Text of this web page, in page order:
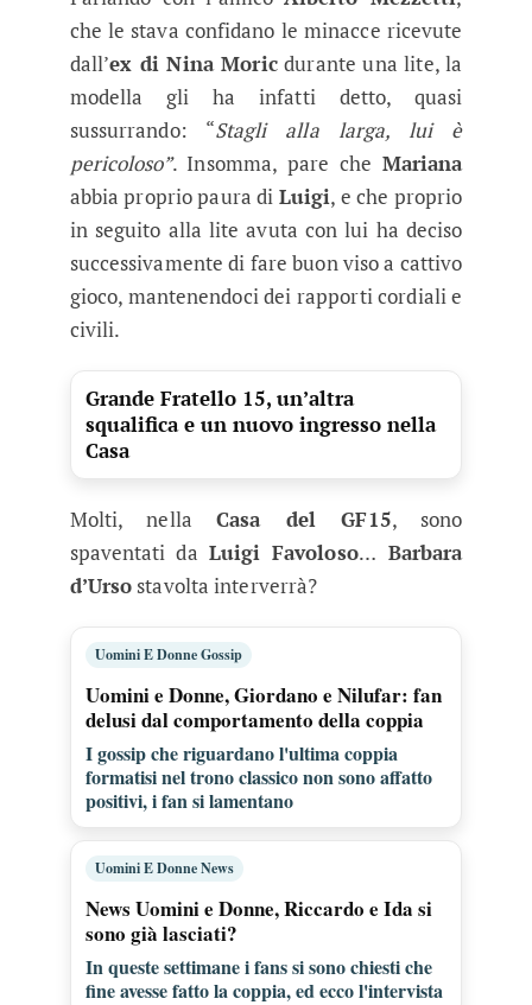
che le stava confidano le minacce ricevute
dall’ex di Nina Moricdurante una lite, la
modella gli ha infatti detto, quasi
sussurrando: “Stagli alla larga, lui è
pericoloso”. Insomma, pare che Mariana
abbia proprio paura di Luigi, e che proprio
in seguito alla lite avuta con lui ha deciso
successivamente di fare buon viso a cattivo
gioco, mantenendoci dei rapporti cordiali e
civili.
Grande Fratello 15, un’altra
squalifica e un nuovo ingresso nella
Casa
Molti, nellaCasa del GF15, sono
spaventati da Luigi Favoloso… Barbara
d’Urso stavolta interverrà?
Uomini E Donne Gossip
Uomini e Donne, Giordano e Nilufar: fan
delusi dal comportamento della coppia
I gossip che riguardano l'ultima coppia
formatisi nel trono classico non sono affatto
positivi, i fan si lamentano
Uomini E Donne News
News Uomini e Donne, Riccardo e Ida si
sono già lasciati?
In queste settimane i fans si sono chiesti che
fine avesse fatto la coppia, ed ecco l'intervista